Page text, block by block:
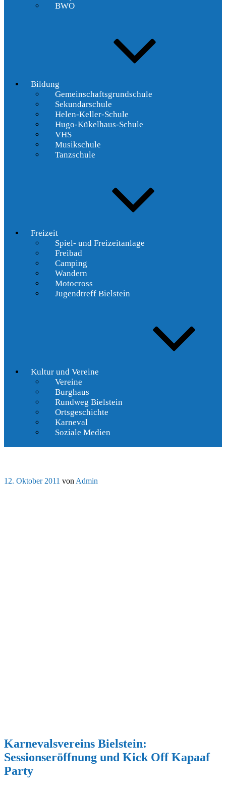
BWO
Bildung
Gemeinschaftsgrundschule
Sekundarschule
Helen-Keller-Schule
Hugo-Kükelhaus-Schule
VHS
Musikschule
Tanzschule
Freizeit
Spiel- und Freizeitanlage
Freibad
Camping
Wandern
Motocross
Jugendtreff Bielstein
Kultur und Vereine
Vereine
Burghaus
Rundweg Bielstein
Ortsgeschichte
Karneval
Soziale Medien
Veröffentlicht
12. Oktober 2011 von Admin
Karnevalsvereins Bielstein:
Sessionseröffnung und Kick Off Kapaaf
Party